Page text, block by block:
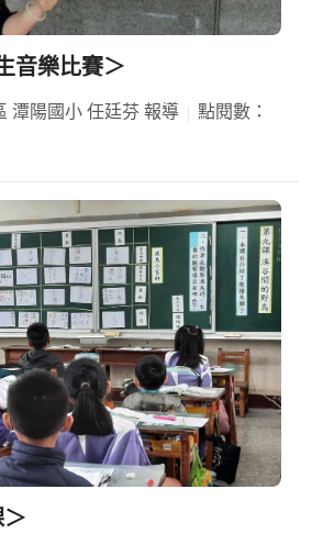
音樂比賽＞
潭陽國小 任廷芬 報導
點閱數：